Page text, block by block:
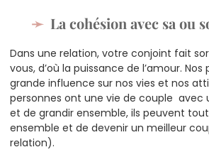
La cohésion avec sa ou
Dans une relation, votre conjoint fait
vous, d’où la puissance de l’amour.
grande influence sur nos vies et nos
personnes ont une vie de couple avec
et de grandir ensemble, ils peuvent
ensemble et de devenir un meilleur
relation).